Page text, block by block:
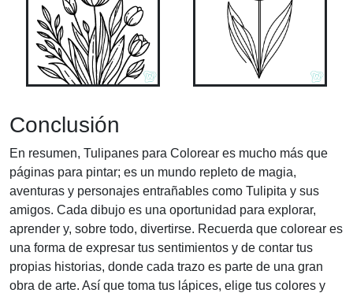
Conclusión
En resumen, Tulipanes para Colorear es mucho más que
páginas para pintar; es un mundo repleto de magia,
aventuras y personajes entrañables como Tulipita y sus
amigos. Cada dibujo es una oportunidad para explorar,
aprender y, sobre todo, divertirse. Recuerda que colorear es
una forma de expresar tus sentimientos y de contar tus
propias historias, donde cada trazo es parte de una gran
obra de arte. Así que toma tus lápices, elige tus colores y